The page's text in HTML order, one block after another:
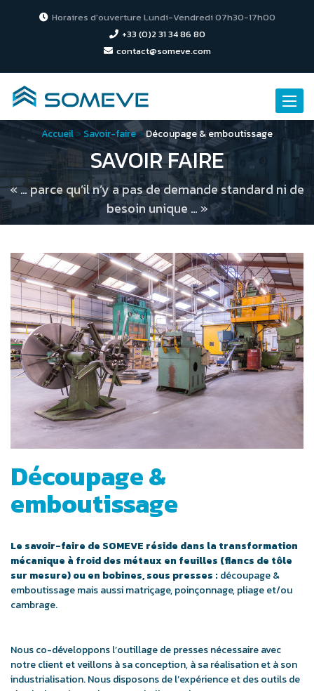
Horaires d'ouverture Lundi-Vendredi 07h30-17h00
+33 (0)2 31 34 86 80
contact@someve.com
Toggle
Accueil>Savoir-faire>Découpage & emboutissage
SAVOIR FAIRE
« … parce qu’il n’y a pas de demande standard ni de
besoin unique … »
Découpage &
emboutissage
Le savoir-faire de SOMEVE réside dans la transformation
mécanique à froid des métaux en feuilles (flancs de tôle
sur mesure) ou en bobines, sous presses : découpage &
emboutissage mais aussi matriçage, poinçonnage, pliage et/ou
cambrage.
Nous co-développons l’outillage de presses nécessaire avec
notre client et veillons à sa conception, à sa réalisation et à son
industrialisation. Nous disposons de l’expérience et des outils de